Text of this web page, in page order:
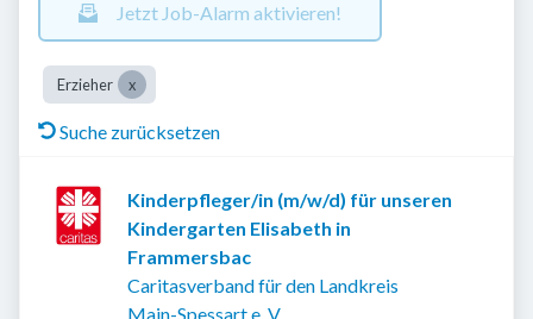
Jetzt Job-Alarm aktivieren!
Erzieher
Suche zurücksetzen
Kinderpfleger/in (m/w/d) für unseren
Kindergarten Elisabeth in
Frammersbac
Caritasverband für den Landkreis
Main-Spessart e. V.